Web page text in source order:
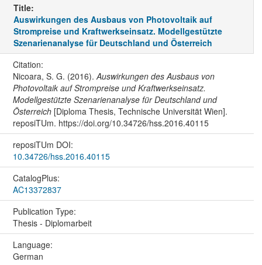
Title:
Auswirkungen des Ausbaus von Photovoltaik auf
Strompreise und Kraftwerkseinsatz. Modellgestützte
Szenarienanalyse für Deutschland und Österreich
Citation:
Nicoara, S. G. (2016).Auswirkungen des Ausbaus von
Photovoltaik auf Strompreise und Kraftwerkseinsatz.
Modellgestützte Szenarienanalyse für Deutschland und
Österreich[Diploma Thesis, Technische Universität Wien].
reposiTUm. https://doi.org/10.34726/hss.2016.40115
reposiTUm DOI:
10.34726/hss.2016.40115
CatalogPlus:
AC13372837
Publication Type:
Thesis - Diplomarbeit
Language:
German